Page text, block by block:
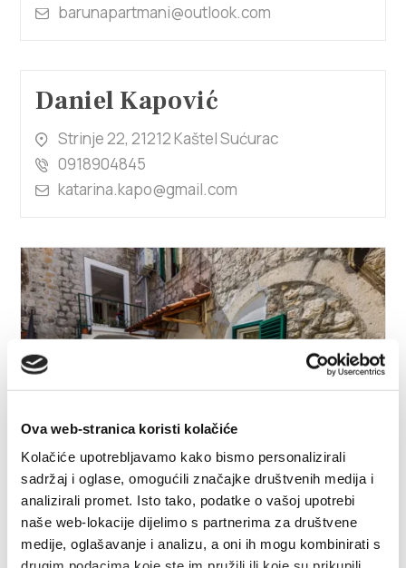
Ova web-stranica koristi kolačiće
Kolačiće upotrebljavamo kako bismo personalizirali
sadržaj i oglase, omogućili značajke društvenih medija i
analizirali promet. Isto tako, podatke o vašoj upotrebi
naše web-lokacije dijelimo s partnerima za društvene
medije, oglašavanje i analizu, a oni ih mogu kombinirati s
barunapartmani@outlook.com
Daniel Kapović
Strinje 22, 21212 Kaštel Sućurac
0918904845
katarina.kapo@gmail.com
1/7
Danijela Baldić
Brce1, 21217 Kaštel Stari